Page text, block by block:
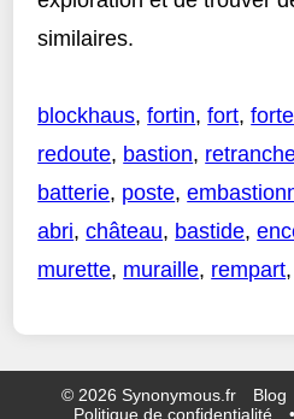
similaires.
blockhaus,fortin,fort,
redoute, bastion,
batterie, poste,
abri,château, bastide,
murette, muraille, rempart
© 2026 Synonymous.fr Blog
Politique de confidentialité
•